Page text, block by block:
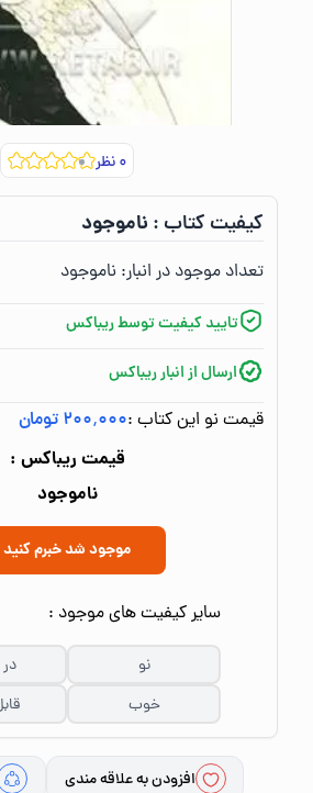
۰نظر
کیفیت کتاب :‌ ناموجود
تعداد موجود در انبار:‌ ناموجود
تایید کیفیت توسط ریباکس
ارسال از انبار ریباکس
قیمت نو این کتاب :۲۰۰٬۰۰۰ تومان
قیمت ریباکس :
ناموجود
موجود شد خبرم کنید
سایر کیفیت های موجود :
نو
خوب
افزودن به علاقه مندی